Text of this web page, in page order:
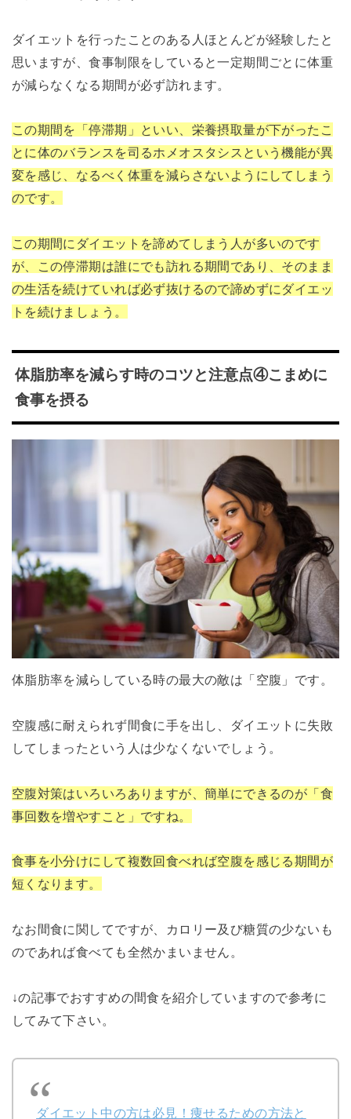
ダイエットを行ったことのある人ほとんどが経験したと
思いますが、食事制限をしていると一定期間ごとに体重
が減らなくなる期間が必ず訪れます。
この期間を「停滞期」といい、栄養摂取量が下がったこ
とに体のバランスを司るホメオスタシスという機能が異
変を感じ、なるべく体重を減らさないようにしてしまう
のです。
この期間にダイエットを諦めてしまう人が多いのです
が、この停滞期は誰にでも訪れる期間であり、そのまま
の生活を続けていれば必ず抜けるので諦めずにダイエッ
トを続けましょう。
体脂肪率を減らす時のコツと注意点④こまめに
食事を摂る
体脂肪率を減らしている時の最大の敵は「空腹」です。
空腹感に耐えられず間食に手を出し、ダイエットに失敗
してしまったという人は少なくないでしょう。
空腹対策はいろいろありますが、簡単にできるのが「食
事回数を増やすこと」ですね。
食事を小分けにして複数回食べれば空腹を感じる期間が
短くなります。
なお間食に関してですが、カロリー及び糖質の少ないも
のであれば食べても全然かまいません。
↓の記事でおすすめの間食を紹介していますので参考に
してみて下さい。
ダイエット中の方は必見！痩せるための方法と